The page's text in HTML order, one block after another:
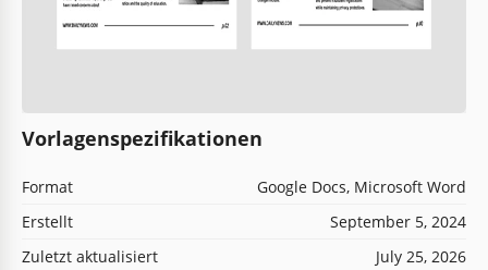
Vorlagenspezifikationen
Format
Google Docs, Microsoft Word
Erstellt
September 5, 2024
Zuletzt aktualisiert
July 25, 2026